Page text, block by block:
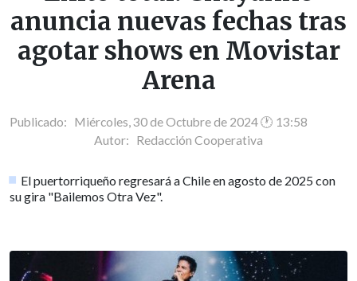
anuncia nuevas fechas tras
agotar shows en Movistar
Arena
Publicado: Miércoles, 30 de Octubre de 2024 🕐 13:58
Autor: Redacción Cooperativa
El puertorriqueño regresará a Chile en agosto de 2025 con
su gira "Bailemos Otra Vez".